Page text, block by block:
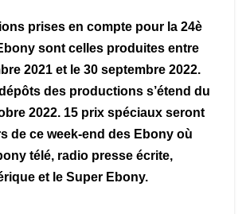
prises en compte pour la 24è
sont celles produites entre
2021 et le 30 septembre 2022.
des productions s’étend du
2022. 15 prix spéciaux seront
de ce week-end des Ebony où
télé, radio presse écrite,
et le Super Ebony.